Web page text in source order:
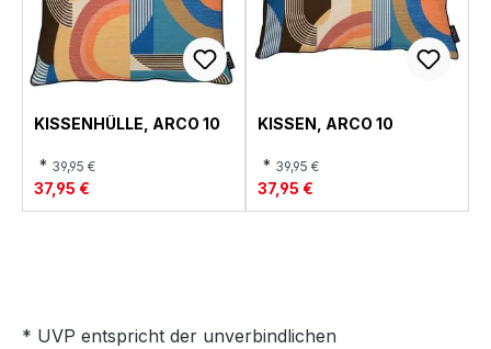
KISSENHÜLLE, ARCO 10
* 39,95 €
37,95 €
KISSEN, ARCO 10
* 39,95 €
37,95 €
* UVP entspricht der unverbindlichen